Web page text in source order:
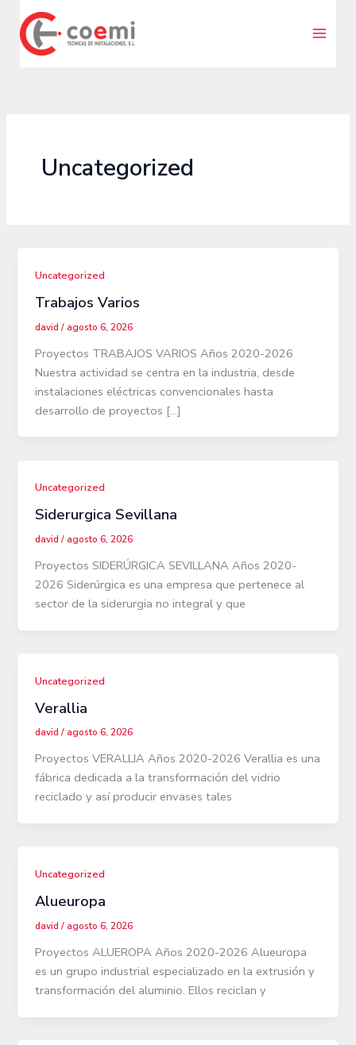
contenido
Uncategorized
Uncategorized
Trabajos Varios
david/agosto 6, 2026
Proyectos TRABAJOS VARIOS Años 2020-2026
Nuestra actividad se centra en la industria, desde
instalaciones eléctricas convencionales hasta
desarrollo de proyectos […]
Uncategorized
Siderurgica Sevillana
david/agosto 6, 2026
Proyectos SIDERÚRGICA SEVILLANA Años 2020-
2026 Siderúrgica es una empresa que pertenece al
sector de la siderurgia no integral y que
Uncategorized
Verallia
david/agosto 6, 2026
Proyectos VERALLIA Años 2020-2026 Verallia es una
fábrica dedicada a la transformación del vidrio
reciclado y así producir envases tales
Uncategorized
Alueuropa
david/agosto 6, 2026
Proyectos ALUEROPA Años 2020-2026 Alueuropa
es un grupo industrial especializado en la extrusión y
transformación del aluminio. Ellos reciclan y